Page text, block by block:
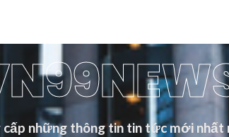
những thông tin tin tức mới nhất